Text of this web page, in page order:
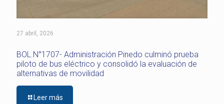
27 abril, 2026
BOL.N°1707- Administración Pinedo culminó prueba
piloto de bus eléctrico y consolidó la evaluación de
alternativas de movilidad
Leer más